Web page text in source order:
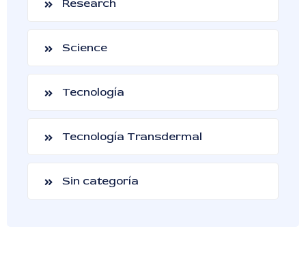
Research
Science
Tecnología
Tecnología Transdermal
Sin categoría